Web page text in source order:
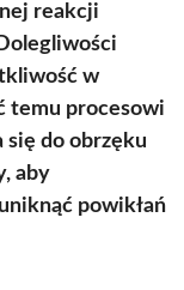
reakcji
w
temu procesowi
się do obrzęku
aby
powikłań